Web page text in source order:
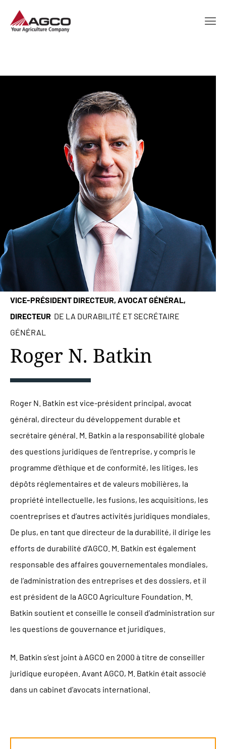
VICE-PRÉSIDENT DIRECTEUR, AVOCAT GÉNÉRAL,
DIRECTEUR DE LA DURABILITÉ ET SECRÉTAIRE
GÉNÉRAL
Roger N. Batkin
Roger N. Batkin est vice-président principal, avocat
général, directeur du développement durable et
secrétaire général. M. Batkin a la responsabilité globale
des questions juridiques de l’entreprise, y compris le
programme d’éthique et de conformité, les litiges, les
dépôts réglementaires et de valeurs mobilières, la
propriété intellectuelle, les fusions, les acquisitions, les
coentreprises et d’autres activités juridiques mondiales.
De plus, en tant que directeur de la durabilité, il dirige les
efforts de durabilité d’AGCO. M. Batkin est également
responsable des affaires gouvernementales mondiales,
de l’administration des entreprises et des dossiers, et il
est président de la AGCO Agriculture Foundation. M.
Batkin soutient et conseille le conseil d’administration sur
les questions de gouvernance et juridiques.
M. Batkin s’est joint à AGCO en 2000 à titre de conseiller
juridique européen. Avant AGCO, M. Batkin était associé
dans un cabinet d’avocats international.